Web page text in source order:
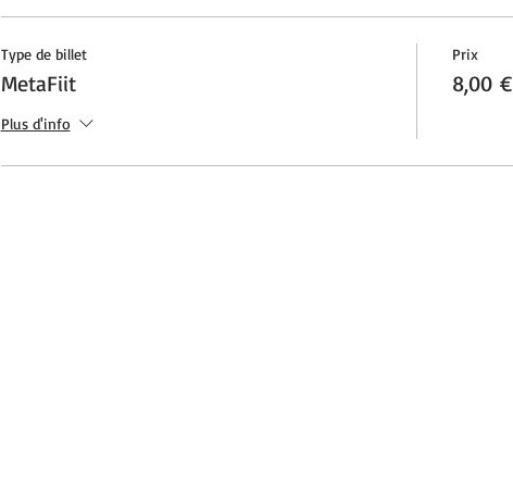
Type de billet
MetaFiit
Plus d'info
Prix
8,00 €